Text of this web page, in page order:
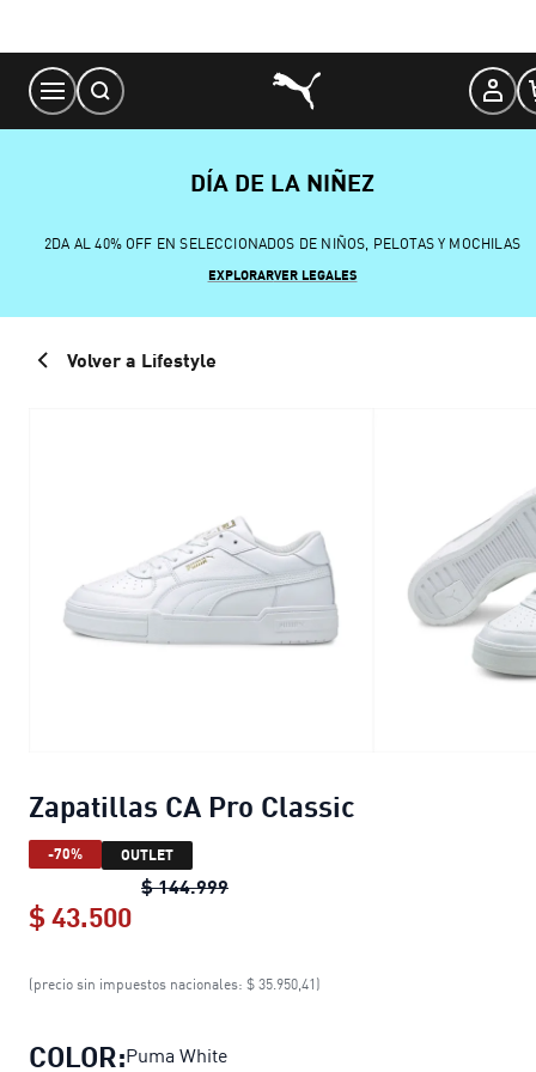
Content
DÍA DE LA NIÑEZ
2DA AL 40% OFF EN SELECCIONADOS DE NIÑOS, PELOTAS Y MOCHILAS
EXPLORARVER LEGALES
Volver a Lifestyle
Zapatillas CA Pro Classic
-70% OUTLET
$ 144.999Zapatillas CA Pro Classic
$ 43.500
Zapatillas CA Pro Classic
(precio sin impuestos nacionales: $ 35.950,41)
COLOR:Puma White